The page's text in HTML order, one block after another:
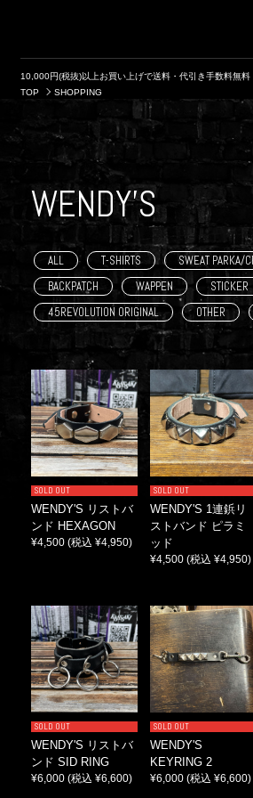
10,000円(税抜)以上お買い上げで送料・代引き手数料無
TOP
SHOPPING
WENDY'S
ALL T-SHIRTS SWEAT PARKA/
BACKPATCH
WAPPEN STICKER
45REVOLUTION ORIGINAL
OTHER
SOLD OUT
WENDY'S リストバ
ンド HEXAGON
¥4,500 (税込 ¥4,950)
SOLD OUT
WENDY'S 1連鋲リ
ストバンド ピラミ
ッド
¥4,500 (税込 ¥4,950)
SOLD OUT
WENDY'S リストバ
ンド SID RING
¥6,000 (税込 ¥6,600)
SOLD OUT
WENDY'S
KEYRING 2
¥6,000 (税込 ¥6,600)